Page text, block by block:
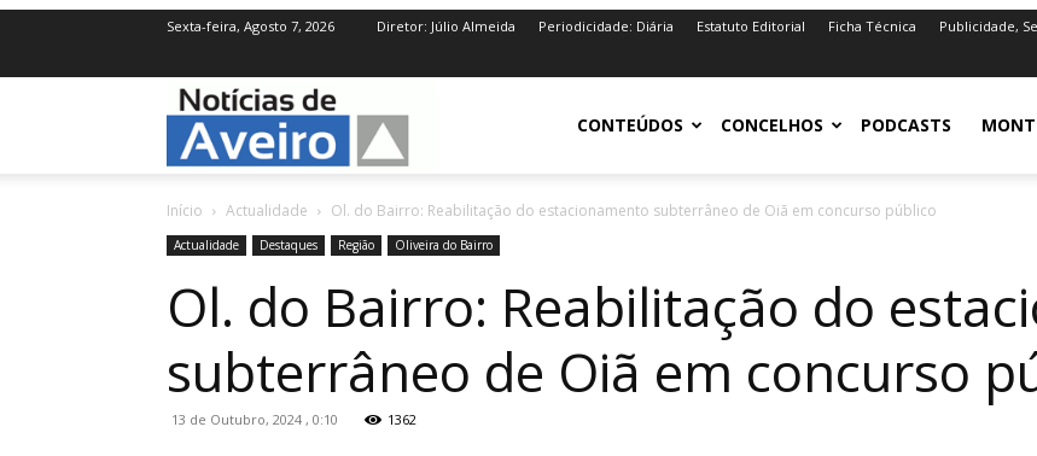
Sexta-feira, Agosto 7, 2026 Diretor: Júlio Almeida Periodicidade: Diária Estatuto Editorial Ficha Técnica Publicidade,
NotíciasdeAveiro.ptCONTEÚDOS CONCELHOS PODCASTS
Início Actualidade Ol. do Bairro: Reabilitação do estacionamento subterrâneo de Oiã em concurso público
Actualidade Destaques Região Oliveira do Bairro
Ol. do Bairro: Reabilitação do
subterrâneo de Oiã em concurso
13 de Outubro, 2024 , 0:10 1362